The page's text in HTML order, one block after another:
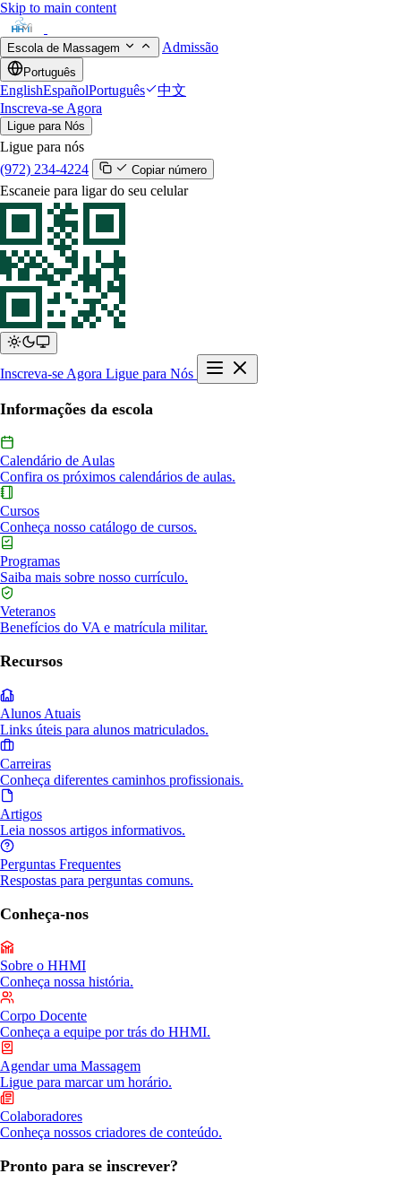
Skip to main content
Escola de Massagem Admissão
Português
EnglishEspañolPortuguês
中文
Inscreva-se Agora
Ligue para Nós
Ligue para nós
(972) 234-4224
Copiar número
Escaneie para ligar do seu celular
Inscreva-se Agora Ligue para Nós
Informações da escola
Calendário de Aulas
Confira os próximos calendários de aulas.
Cursos
Conheça nosso catálogo de cursos.
Programas
Saiba mais sobre nosso currículo.
Veteranos
Benefícios do VA e matrícula militar.
Recursos
Alunos Atuais
Links úteis para alunos matriculados.
Carreiras
Conheça diferentes caminhos profissionais.
Artigos
Leia nossos artigos informativos.
Perguntas Frequentes
Respostas para perguntas comuns.
Conheça-nos
Sobre o HHMI
Conheça nossa história.
Corpo Docente
Conheça a equipe por trás do HHMI.
Agendar uma Massagem
Ligue para marcar um horário.
Colaboradores
Conheça nossos criadores de conteúdo.
Pronto para se inscrever?